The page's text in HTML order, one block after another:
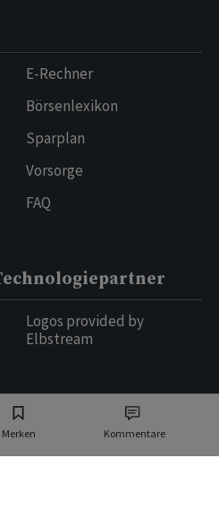
Merken Kommentare
E-Rechner
Börsenlexikon
Sparplan
Vorsorge
FAQ
Logos provided by
Elbstream
Schweiz